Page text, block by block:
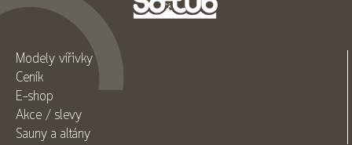
Modely vířivky
Ceník
E-shop
Akce / slevy
Sauny a altány